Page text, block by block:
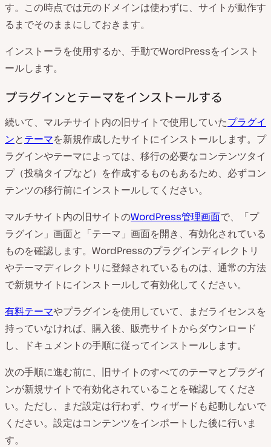
す。この時点では元のドメインは使わずに、サイトが動作す
るまでそのままにしておきます。
インストーラを使用するか、手動でWordPressをインスト
ールします。
プラグインとテーマをインストールする
続いて、マルチサイト内の旧サイトで使用していたプラグイ
ンとテーマを新規作成したサイトにインストールします。プ
ラグインやテーマによっては、移行の必要なコンテンツタイ
プ（投稿タイプなど）を作成するものもあるため、必ずコン
テンツの移行前にインストールしてください。
マルチサイト内の旧サイトのWordPress管理画面で、「プ
ラグイン」画面と「テーマ」画面を開き、有効化されている
ものを確認します。WordPressのプラグインディレクトリ
やテーマディレクトリに登録されているものは、通常の方法
で新規サイトにインストールして有効化してください。
有料テーマやプラグインを使用していて、まだライセンスを
持っていなければ、購入後、販売サイトからダウンロード
し、ドキュメントの手順に従ってインストールします。
次の手順に進む前に、旧サイトのすべてのテーマとプラグイ
ンが新規サイトで有効化されていることを確認してくださ
い。ただし、まだ設定は行わず、ウィザードも起動しないで
ください。設定はコンテンツをインポートした後に行いま
す。